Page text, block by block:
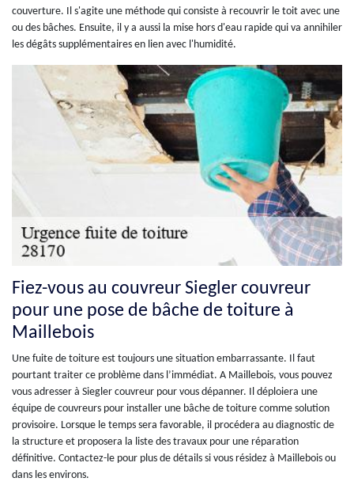
couverture. Il s'agite une méthode qui consiste à recouvrir le toit avec une
ou des bâches. Ensuite, il y a aussi la mise hors d'eau rapide qui va annihiler
les dégâts supplémentaires en lien avec l'humidité.
Fiez-vous au couvreur Siegler couvreur
pour une pose de bâche de toiture à
Maillebois
Une fuite de toiture est toujours une situation embarrassante. Il faut
pourtant traiter ce problème dans l’immédiat. A Maillebois, vous pouvez
vous adresser à Siegler couvreur pour vous dépanner. Il déploiera une
équipe de couvreurs pour installer une bâche de toiture comme solution
provisoire. Lorsque le temps sera favorable, il procédera au diagnostic de
la structure et proposera la liste des travaux pour une réparation
définitive. Contactez-le pour plus de détails si vous résidez à Maillebois ou
dans les environs.